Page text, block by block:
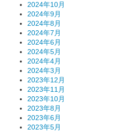
2024年10月
2024年9月
2024年8月
2024年7月
2024年6月
2024年5月
2024年4月
2024年3月
2023年12月
2023年11月
2023年10月
2023年8月
2023年6月
2023年5月